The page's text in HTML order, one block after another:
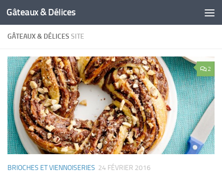
Gâteaux & Délices
GÂTEAUX & DÉLICES SITE
2
BRIOCHES ET VIENNOISERIES 24 FÉVRIER 2016